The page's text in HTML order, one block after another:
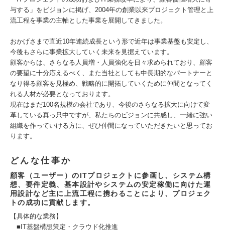
与する」をビジョンに掲げ、2004年の創業以来プロジェクト管理と上
流工程を事業の主軸とした事業を展開してきました。
おかげさまで直近10年連続成長という形で近年は事業基盤も安定し、
今後もさらに事業拡大していく未来を見据えています。
顧客からは、さらなる人員増・人員強化を日々求められており、顧客
の要望に十分応えるべく、また当社としても中長期的なパートナーと
なり得る顧客を見極め、戦略的に開拓していくために仲間となってく
れる人材が必要となっております。
現在はまだ100名規模の会社であり、今後のさらなる拡大に向けて変
革している真っ只中ですが、私たちのビジョンに共感し、一緒に強い
組織を作っていける方に、ぜひ仲間になっていただきたいと思ってお
ります。
どんな仕事か
顧客（ユーザー）のITプロジェクトに参画し、システム構
想、要件定義、基本設計やシステムの安定稼働に向けた運
用設計など主に上流工程に携わることにより、プロジェク
トの成功に貢献します。
【具体的な業務】
■IT基盤構想策定・クラウド化推進